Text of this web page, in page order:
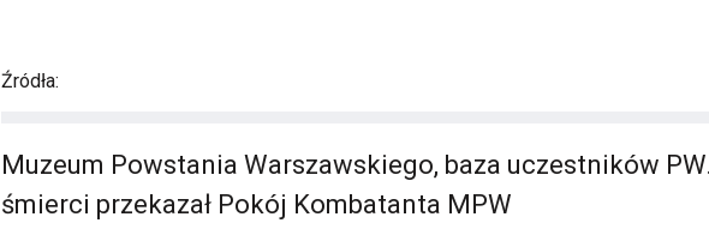
Źródła:
Muzeum Powstania Warszawskiego, baza uczestników
śmierci przekazał Pokój Kombatanta MPW